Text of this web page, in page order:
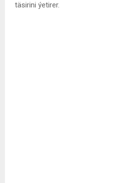
täsirini ýetirer.